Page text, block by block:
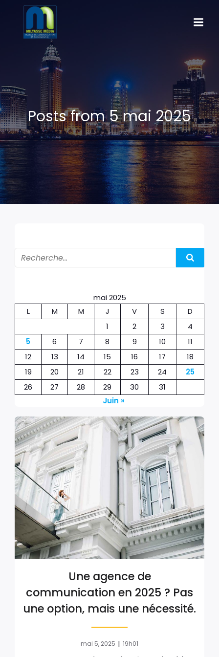
Posts from 5 mai 2025
mai 2025
L
M M J V S
D
1
2 3
4
5
6 7 8 9 10
11
12
13 14 15 16 17
18
19
20 21 22 23 24
25
26
27 28 29 30
31
Juin »
Une agence de
communication en 2025 ? Pas
une option, mais une nécessité.
mai 5, 2025 | 19h01